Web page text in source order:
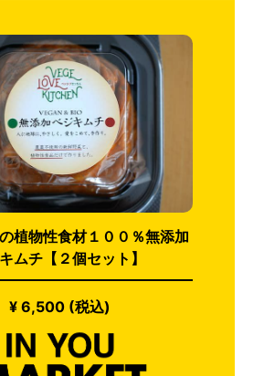
植物性食材１００％無添加
ムチ【２個セット】
¥ 6,500 (税込)